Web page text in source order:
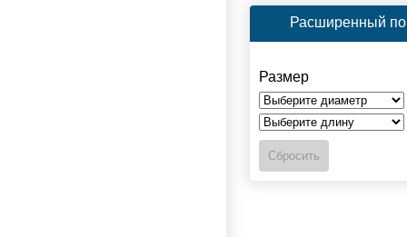
Расширенный
Размер